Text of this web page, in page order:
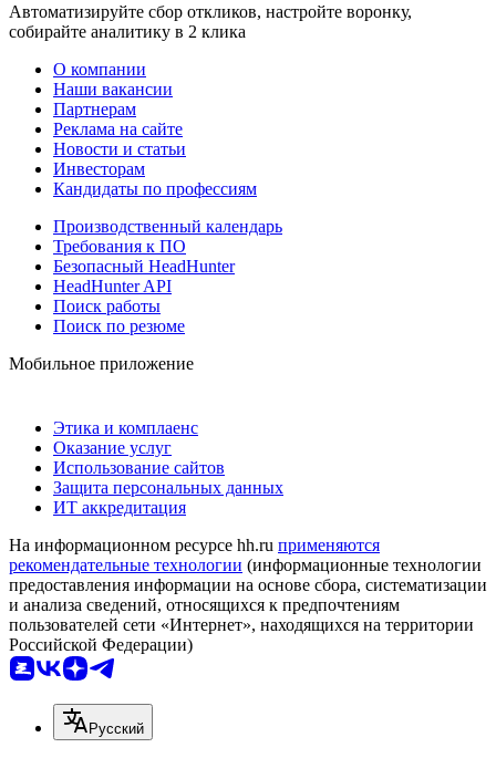
Автоматизируйте сбор откликов, настройте воронку,
собирайте аналитику в 2 клика
О компании
Наши вакансии
Партнерам
Реклама на сайте
Новости и статьи
Инвесторам
Кандидаты по профессиям
Производственный календарь
Требования к ПО
Безопасный HeadHunter
HeadHunter API
Поиск работы
Поиск по резюме
Мобильное приложение
Этика и комплаенс
Оказание услуг
Использование сайтов
Защита персональных данных
ИТ аккредитация
На информационном ресурсе hh.ru применяются
рекомендательные технологии (информационные технологии
предоставления информации на основе сбора, систематизации
и анализа сведений, относящихся к предпочтениям
пользователей сети «Интернет», находящихся на территории
Российской Федерации)
Русский